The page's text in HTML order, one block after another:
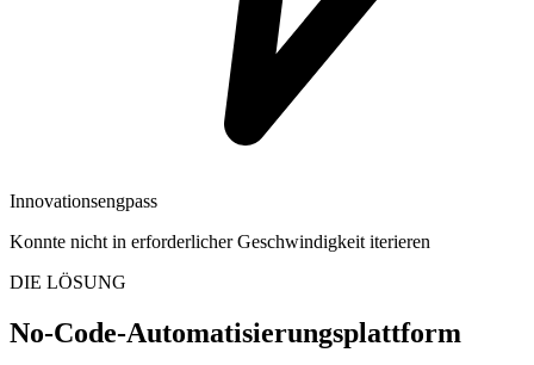
Innovationsengpass
Konnte nicht in erforderlicher Geschwindigkeit iterieren
DIE LÖSUNG
No-Code-Automatisierungsplattform